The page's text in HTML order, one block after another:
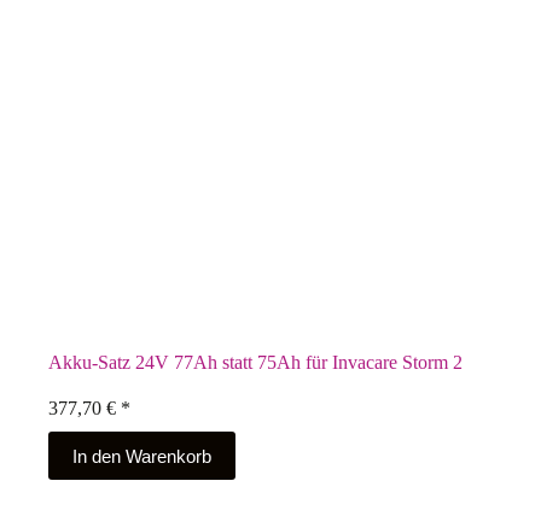
Akku-Satz 24V 77Ah statt 75Ah für Invacare Storm 2
377,70 € *
In den Warenkorb